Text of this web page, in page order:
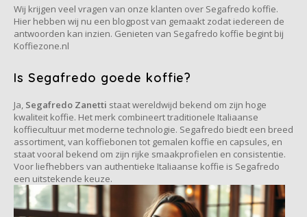
Café intención
Caffè Izzo
Caffè Vergnano
Chicco d'oro
Costa
Dallmayr
Davidoff
Melitta
Segafredo
Senseo
E.S.E. koffiepads (44 mm)
Eduscho
Eilles
Gala
Gorilla
Idee
Jacobs
Soepen
100% Arabica koffie
Wij krijgen veel vragen van onze klanten over Segafredo koffie.
Hier hebben wij nu een blogpost van gemaakt zodat iedereen de
antwoorden kan inzien. Genieten van Segafredo koffie begint bij
Koffiezone.nl
Is Segafredo goede koffie?
Ja, Segafredo Zanetti staat wereldwijd bekend om zijn hoge
kwaliteit koffie. Het merk combineert traditionele Italiaanse
koffiecultuur met moderne technologie. Segafredo biedt een breed
assortiment, van koffiebonen tot gemalen koffie en capsules, en
staat vooral bekend om zijn rijke smaakprofielen en consistentie.
Voor liefhebbers van authentieke Italiaanse koffie is Segafredo
een uitstekende keuze.